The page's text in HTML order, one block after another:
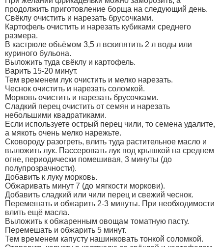
продолжить приготовление борща на следующий день.
Свёклу очистить и нарезать брусочками.
Картофель очистить и нарезать кубиками среднего
размера.
В кастрюле объёмом 3,5 л вскипятить 2 л воды или
куриного бульона.
Выложить туда свёклу и картофель.
Варить 15-20 минут.
Тем временем лук очистить и мелко нарезать.
Чеснок очистить и нарезать соломкой.
Морковь очистить и нарезать брусочками.
Сладкий перец очистить от семян и нарезать
небольшими квадратиками.
Если используете острый перец чили, то семена удалите,
а мякоть очень мелко нарежьте.
Сковороду разогреть, влить туда растительное масло и
выложить лук. Пассеровать лук под крышкой на среднем
огне, периодически помешивая, 3 минуты (до
полупрозрачности).
Добавить к луку морковь.
Обжаривать минут 7 (до мягкости моркови).
Добавить сладкий или чили перец и свежий чеснок.
Перемешать и обжарить 2-3 минуты. При необходимости
влить ещё масла.
Выложить к обжаренным овощам томатную пасту.
Перемешать и обжарить 5 минут.
Тем временем капусту нашинковать тонкой соломкой.